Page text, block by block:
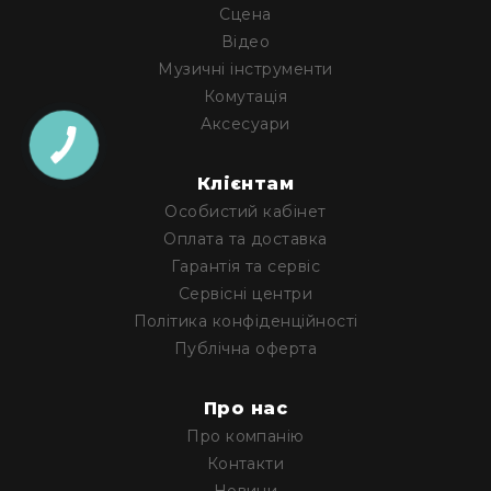
Пульти
комутатори
Пульти
Матричні
комутатори
і
комплектуючі
Аксесуари
Музичні
інструменти
Гітари
та
гітарне
Електрогітари
Бас-
гітари
Сцена
Відео
Музичні інструменти
Комутація
Аксесуари
Клієнтам
Особистий кабінет
Оплата та доставка
Гарантія та сервіс
Сервісні центри
Політика конфіденційності
Публічна оферта
Про нас
Про компанію
Контакти